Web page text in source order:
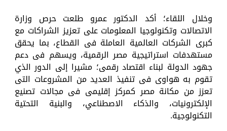
وخلال اللقاء؛ أكد الدكتور عمرو طلعت حرص وزارة
الاتصالات وتكنولوجيا المعلومات على تعزيز الشراكات مع
كبرى الشركات العالمية العاملة فى القطاع، بما يحقق
مستهدفات استراتيجية مصر الرقمية، ويسهم فى دعم
جهود الدولة لبناء اقتصاد رقمى؛ مشيرا إلى الدور الذي
تقوم به هواوى فى تنفيذ العديد من المشروعات التى
تعزز من مكانة مصر كمركز إقليمى فى مجالات تصنيع
الإلكترونيات، والذكاء الاصطناعي، والبنية التحتية
التكنولوجية.